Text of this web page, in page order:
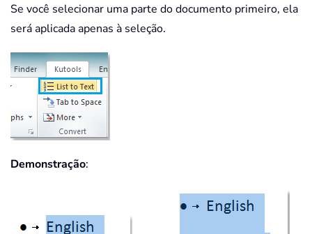
Se você selecionar uma parte do documento primeiro, ela
será aplicada apenas à seleção.
Demonstração: